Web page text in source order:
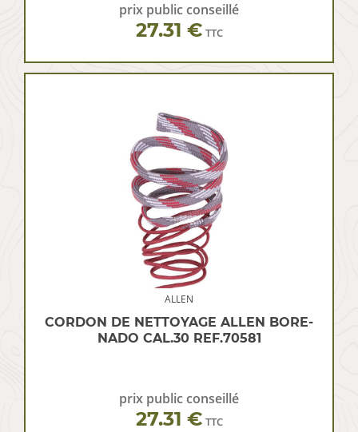
prix public conseillé
27.31 € TTC
ALLEN
CORDON DE NETTOYAGE ALLEN BORE-
NADO CAL.30 REF.70581
prix public conseillé
27.31 € TTC